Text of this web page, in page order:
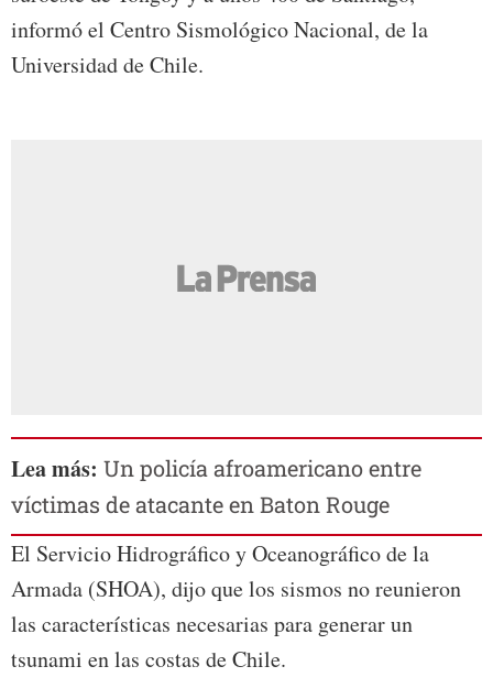
informó el Centro Sismológico Nacional, de la
Universidad de Chile.
Lea más: Un policía afroamericano entre
víctimas de atacante en Baton Rouge
El Servicio Hidrográfico y Oceanográfico de la
Armada (SHOA), dijo que los sismos no reunieron
las características necesarias para generar un
tsunami en las costas de Chile.